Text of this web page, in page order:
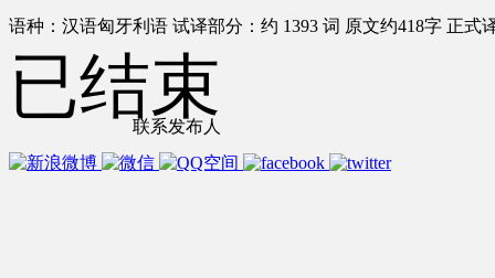
语种：汉语匈牙利语 试译部分：约 1393 词 原文约418字 正式
联系发布人
已结束